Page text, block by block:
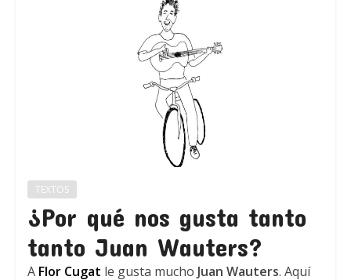
TEXTOS
¿Por qué nos gusta tanto
tanto Juan Wauters?
A Flor Cugat le gusta mucho Juan Wauters. Aquí